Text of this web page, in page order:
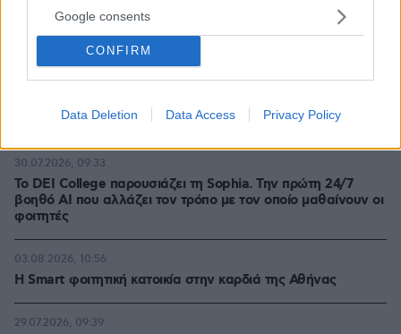
Google consents
CONFIRM
Data Deletion Data Access Privacy Policy
Το DEI College παρουσιάζει τη Sophia. Την πρώτη 24/7
βοηθό AI που αλλάζει τον τρόπο με τον οποίο μαθαίνουν οι
φοιτητές
30.07.2026, 09:33
Η Smart φοιτητική κατοικία στην καρδιά της Αθήνας
03.08.2026, 10:56
29.07.2026, 09:39